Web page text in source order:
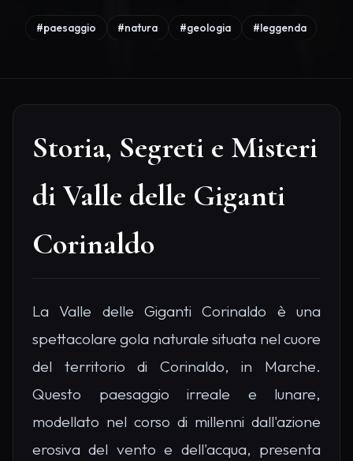
#paesaggio #natura #geologia #leggenda
Storia, Segreti e Misteri
di Valle delle Giganti
Corinaldo
La Valle delle Giganti Corinaldo è una
spettacolare gola naturale situata nel cuore
del territorio di Corinaldo, in Marche.
Questo paesaggio irreale e lunare,
modellato nel corso di millenni dall'azione
erosiva del vento e dell'acqua, presenta